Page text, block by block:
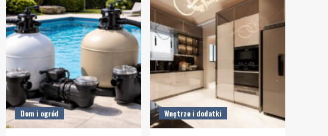
Dom i ogród Wnętrze i dodatki